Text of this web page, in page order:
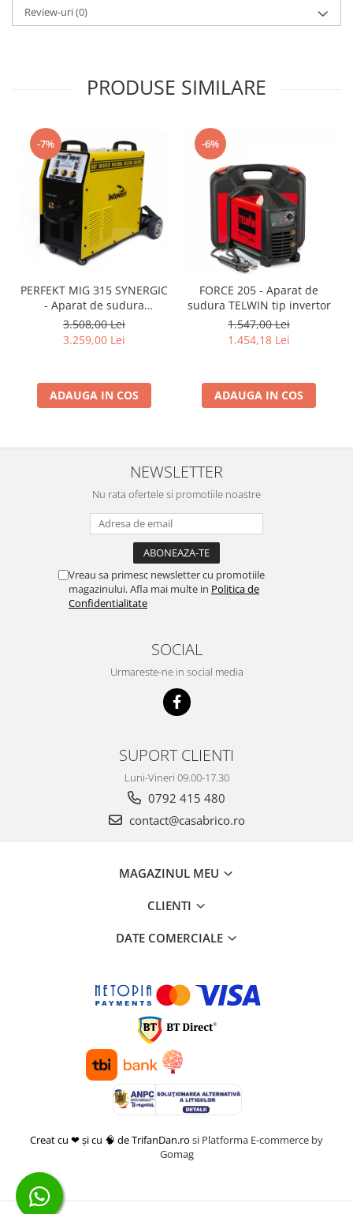
Review-uri(0)
PRODUSE SIMILARE
-7%
PERFEKT MIG 315 SYNERGIC
- Aparat de sudura
INTENSIV tip MIG/TIG/MMA
3.508,00 Lei
3.259,00 Lei
ADAUGA IN COS
-6%
FORCE 205 - Aparat de
sudura TELWIN tip invertor
1.547,00 Lei
1.454,18 Lei
ADAUGA IN COS
NEWSLETTER
Nu rata ofertele si promotiile noastre
Vreau sa primesc newsletter cu promotiile
magazinului. Afla mai multe in Politica de
Confidentialitate
SOCIAL
Urmareste-ne in social media
SUPORT CLIENTI
Luni-Vineri 09.00-17.30
0792 415 480
contact@casabrico.ro
MAGAZINUL MEU
CLIENTI
DATE COMERCIALE
Creat cu ❤ și cu 🧠 de TrifanDan.ro si Platforma E-commerce by
Gomag